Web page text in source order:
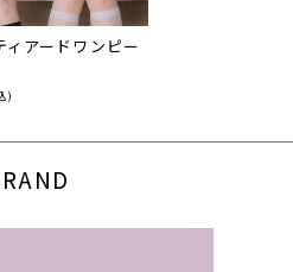
ィアードワンピー
)